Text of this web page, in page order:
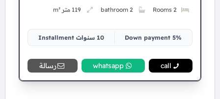
2 Rooms
2 bathroom 119 متر m²
5% Down payment 10 سنوات Installment
call
whatsapp رسالة